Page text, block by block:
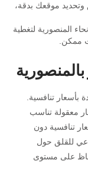
وتحديد موقعك بدقة،
المنصورية لتغطية
ممكن.
تنافسية.
معقولة تناسب
تنافسية دون
للقلق حول
على مستوى